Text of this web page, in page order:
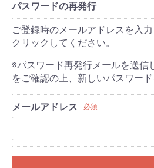
パスワードの再発行
ご登録時のメールアドレスを入
クリックしてください。
※パスワード再発行メールを送信
をご確認の上、新しいパスワード
メールアドレス 必須